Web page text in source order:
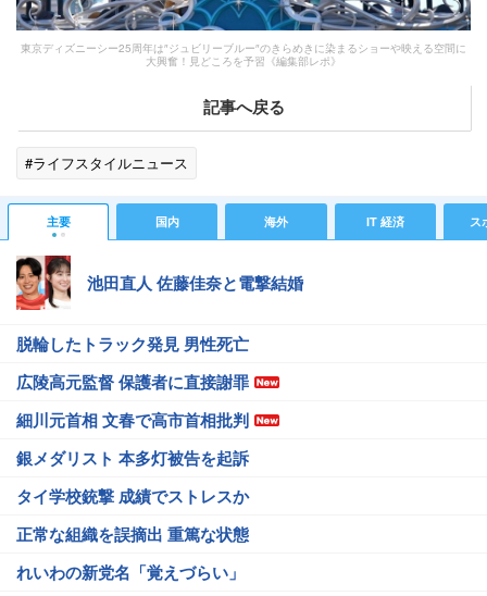
東京ディズニーシー25周年は″ジュビリーブルー″のきらめきに染まるショーや映える空間に
大興奮！見どころを予習《編集部レポ》
記事へ戻る
#ライフスタイルニュース
主要 国内 海外 IT 経済 ス
池田直人 佐藤佳奈と電撃結婚
脱輪したトラック発見 男性死亡
広陵高元監督 保護者に直接謝罪
細川元首相 文春で高市首相批判
銀メダリスト 本多灯被告を起訴
タイ学校銃撃 成績でストレスか
正常な組織を誤摘出 重篤な状態
れいわの新党名「覚えづらい」